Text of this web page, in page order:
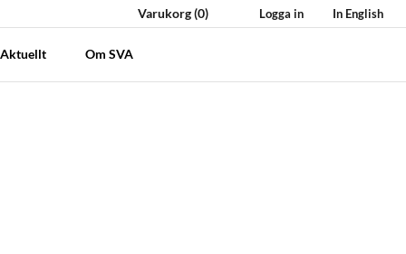
Varukorg(0) Logga in In English
Aktuellt Om SVA